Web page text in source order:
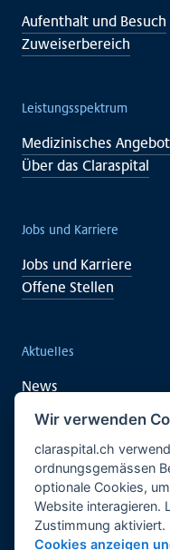
Aufenthalt und Besuch
Zuweiserbereich
Leistungsspektrum
Medizinisches Angebot
Über das Claraspital
Jobs und Karriere
Jobs und Karriere
Offene Stellen
Aktuelles
News
Veranstaltungen
Unterstützen auch Sie
Klinische Forschung
Begegnungszentrum
Wir verwenden
claraspital.ch
ordnungsgemässen
optionale Cookies,
Website interagieren.
Zustimmung aktiviert.
Cookies anzeigen